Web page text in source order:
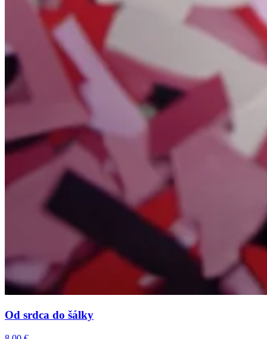
Od srdca do šálky